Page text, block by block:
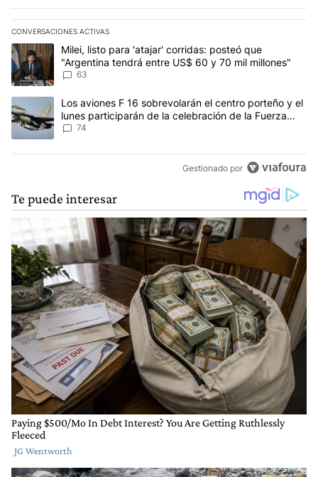
CONVERSACIONES ACTIVAS
Este listado muestra los artículos con más comentarios en los
Un artículo de tendencia con el título "Milei, listo para 'atajar'
Milei, listo para 'atajar' corridas: posteó que
"Argentina tendrá entre US$ 60 y 70 mil millones"
63
Un artículo de tendencia con el título "Los aviones F 16
Los aviones F 16 sobrevolarán el centro porteño y el
lunes participarán de la celebración de la Fuerza
Aérea
74
Gestionado por